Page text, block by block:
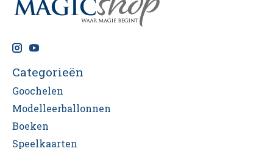
Categorieën
Goochelen
Modelleerballonnen
Boeken
Speelkaarten